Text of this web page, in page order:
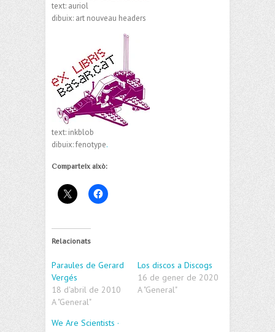
text: auriol
dibuix: art nouveau headers
text: inkblob
dibuix: fenotype.
Comparteix això:
Relacionats
Paraules de Gerard
Vergés
18 d'abril de 2010
A "General"
Los discos a Discogs
16 de gener de 2020
A "General"
We Are Scientists ·